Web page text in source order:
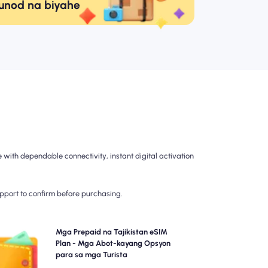
na biyahe
with dependable connectivity, instant digital activation
to confirm before purchasing.
Mga Prepaid na Tajikistan eSIM
Plan - Mga Abot-kayang Opsyon
para sa mga Turista
ang aming mga prepaid na Tajikistan eSIM plan
sa walang problemang koneksyon sa 4G/5G sa
. Magbayad nang maaga upang maiwasan ang
sorpresa sa pagsingil pagkatapos ng paglalakbay